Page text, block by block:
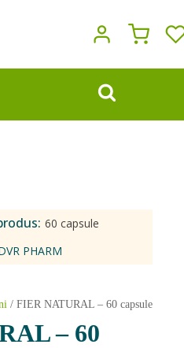
60 capsule
PHARM
/ FIER NATURAL – 60 capsule
– 60